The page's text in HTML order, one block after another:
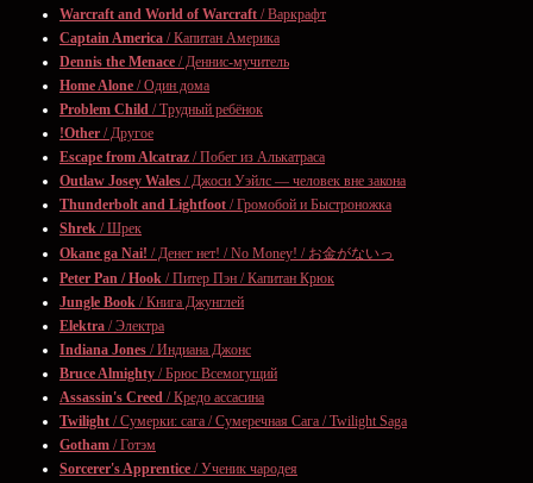
Warcraft and World of Warcraft / Варкрафт
Captain America / Капитан Америка
Dennis the Menace / Деннис-мучитель
Home Alone / Один дома
Problem Child / Трудный ребёнок
!Other / Другое
Escape from Alcatraz / Побег из Алькатраса
Outlaw Josey Wales / Джоси Уэйлс — человек вне закона
Thunderbolt and Lightfoot / Громобой и Быстроножка
Shrek / Шрек
Okane ga Nai! / Денег нет! / No Money! / お金がないっ
Peter Pan / Hook / Питер Пэн / Капитан Крюк
Jungle Book / Книга Джунглей
Elektra / Электра
Indiana Jones / Индиана Джонс
Bruce Almighty / Брюс Всемогущий
Assassin's Creed / Кредо ассасина
Twilight / Сумерки: сага / Сумеречная Сага / Twilight Saga
Gotham / Готэм
Sorcerer's Apprentice / Ученик чародея